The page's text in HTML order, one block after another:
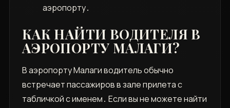
аэропорту․
КАК НАЙТИ ВОДИТЕЛЯ В
АЭРОПОРТУ МАЛАГИ?
В аэропорту Малаги водитель обычно
встречает пассажиров в зале прилета с
табличкой с именем․ Если вы не можете найти